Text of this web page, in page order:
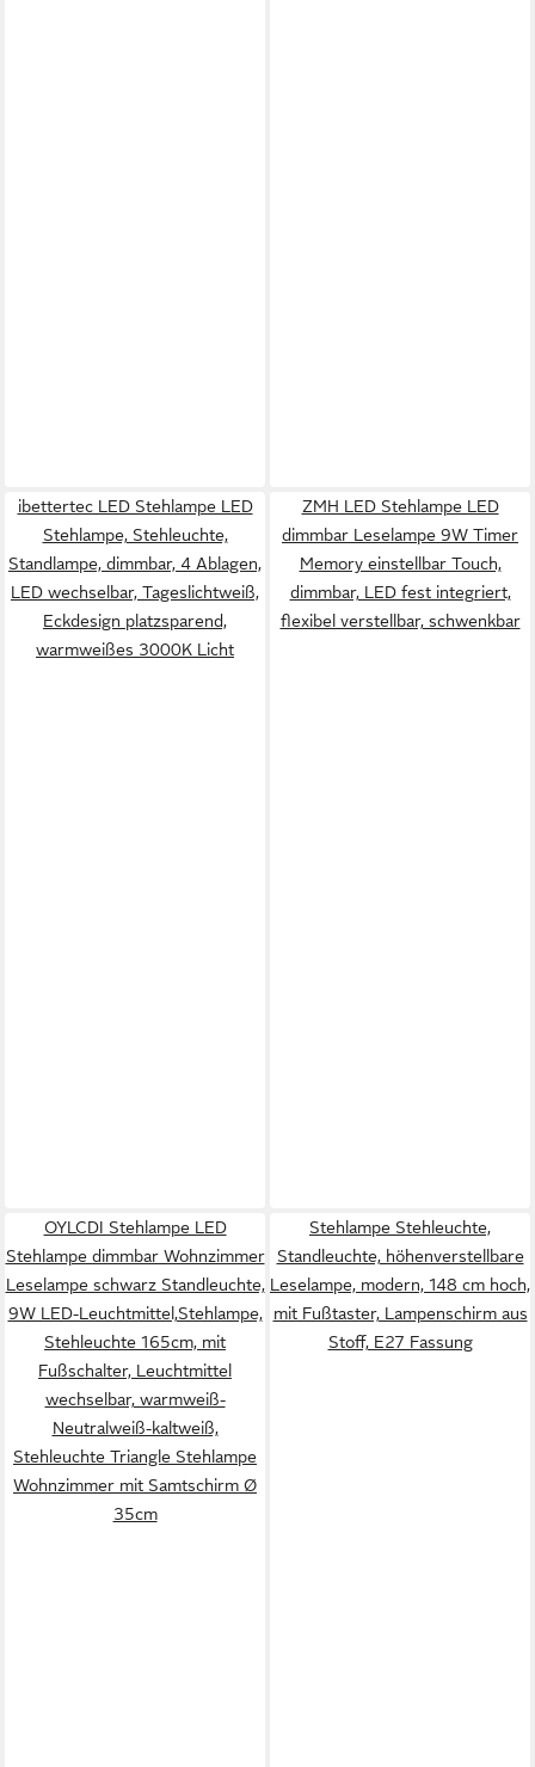
ibettertec LED Stehlampe LED
Stehlampe, Stehleuchte,
Standlampe, dimmbar, 4 Ablagen,
LED wechselbar, Tageslichtweiß,
Eckdesign platzsparend,
warmweißes 3000K Licht
ZMH LED Stehlampe LED
dimmbar Leselampe 9W Timer
Memory einstellbar Touch,
dimmbar, LED fest integriert,
flexibel verstellbar, schwenkbar
OYLCDI Stehlampe LED
Stehlampe dimmbar Wohnzimmer
Leselampe schwarz Standleuchte,
9W LED-Leuchtmittel,Stehlampe,
Stehleuchte 165cm, mit
Fußschalter, Leuchtmittel
wechselbar, warmweiß-
Neutralweiß-kaltweiß,
Stehleuchte Triangle Stehlampe
Wohnzimmer mit Samtschirm Ø
35cm
Stehlampe Stehleuchte,
Standleuchte, höhenverstellbare
Leselampe, modern, 148 cm hoch,
mit Fußtaster, Lampenschirm aus
Stoff, E27 Fassung